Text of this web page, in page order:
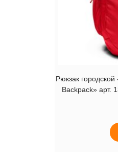
Рюкзак
Backpack» арт.